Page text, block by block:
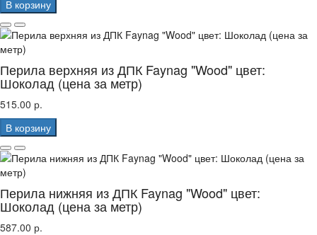
В корзину
Перила верхняя из ДПК Faynag "Wood" цвет:
Шоколад (цена за метр)
515.00 р.
В корзину
Перила нижняя из ДПК Faynag "Wood" цвет:
Шоколад (цена за метр)
587.00 р.